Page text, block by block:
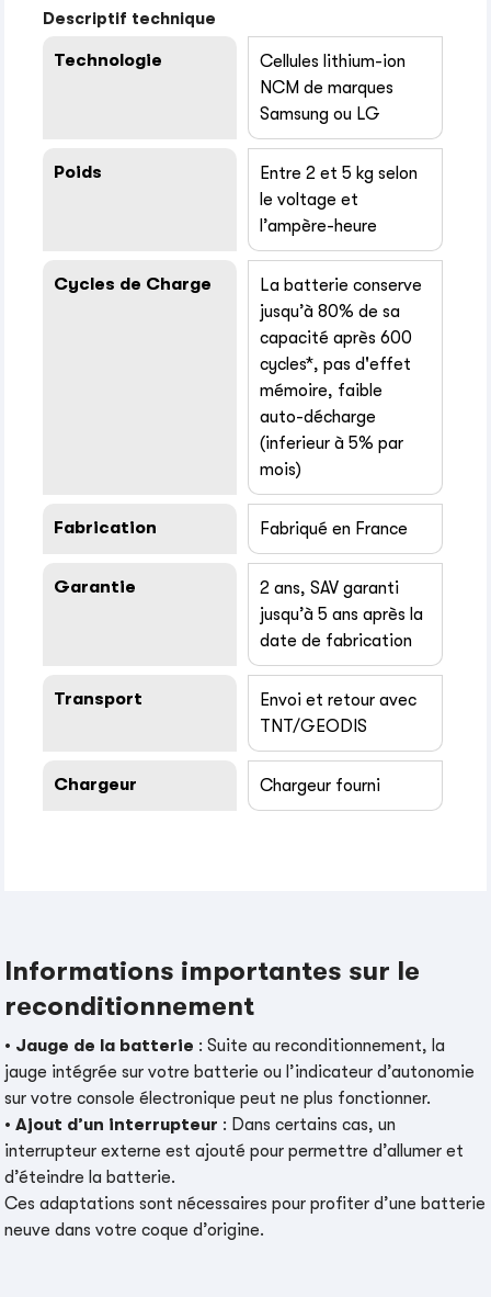
Descriptif technique
Technologie
Cellules lithium-ion
NCM de marques
Samsung ou LG
Poids
Entre 2 et 5 kg selon
le voltage et
l’ampère-heure
Cycles de Charge
La batterie conserve
jusqu’à 80% de sa
capacité après 600
cycles*, pas d'effet
mémoire, faible
auto-décharge
(inferieur à 5% par
mois)
Fabrication Fabriqué en France
Garantie
2 ans, SAV garanti
jusqu’à 5 ans après la
date de fabrication
Transport
Envoi et retour avec
TNT/GEODIS
Chargeur Chargeur fourni
Informations importantes sur le
reconditionnement
• Jauge de la batterie : Suite au reconditionnement, la
jauge intégrée sur votre batterie ou l’indicateur d’autonomie
sur votre console électronique peut ne plus fonctionner.
•Ajout d’un interrupteur : Dans certains cas, un
interrupteur externe est ajouté pour permettre d’allumer et
d’éteindre la batterie.
Ces adaptations sont nécessaires pour profiter d’une batterie
neuve dans votre coque d’origine.